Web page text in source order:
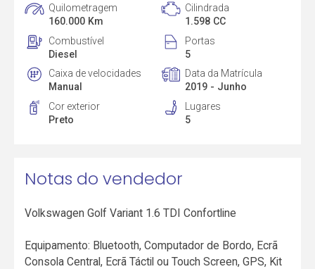
Quilometragem
160.000 Km
Cilindrada
1.598 CC
Combustível
Diesel
Portas
5
Caixa de velocidades
Manual
Data da Matrícula
2019 - Junho
Cor exterior
Preto
Lugares
5
Notas do vendedor
Volkswagen Golf Variant 1.6 TDI Confortline
Equipamento: Bluetooth, Computador de Bordo, Ecrã
Consola Central, Ecrã Táctil ou Touch Screen, GPS, Kit